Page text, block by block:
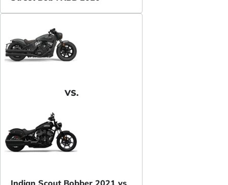
VS.
Indian Scout Bobber 2021 vs